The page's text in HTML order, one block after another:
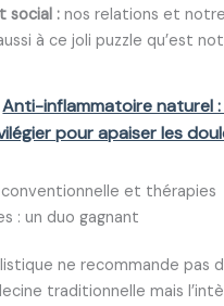
social :nos relations et
à ce joli puzzle qu’est
Anti-inflammatoire naturel :
pour apaiser les
et thérapies
: un duo gagnant
ne recommande pas
traditionnelle mais